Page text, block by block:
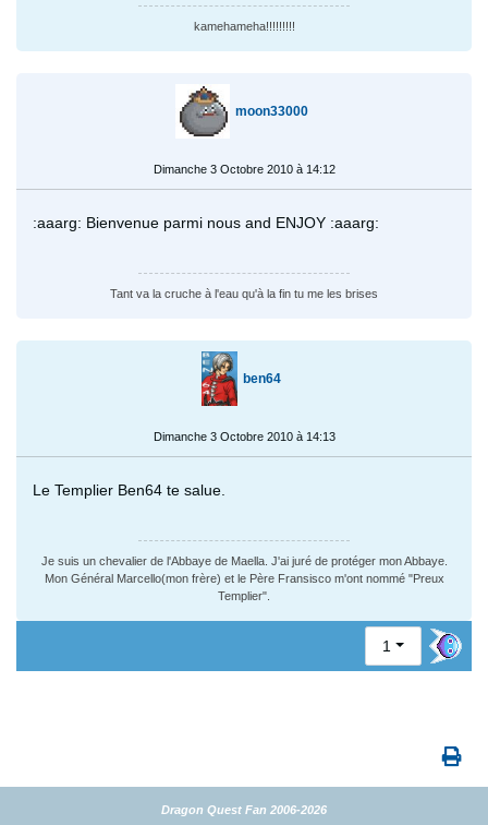
kamehameha!!!!!!!!!
moon33000
Dimanche 3 Octobre 2010 à 14:12
:aaarg: Bienvenue parmi nous and ENJOY :aaarg:
Tant va la cruche à l'eau qu'à la fin tu me les brises
ben64
Dimanche 3 Octobre 2010 à 14:13
Le Templier Ben64 te salue.
Je suis un chevalier de l'Abbaye de Maella. J'ai juré de protéger mon Abbaye.
Mon Général Marcello(mon frère) et le Père Fransisco m'ont nommé "Preux
Templier".
1
Dragon Quest Fan 2006-2026